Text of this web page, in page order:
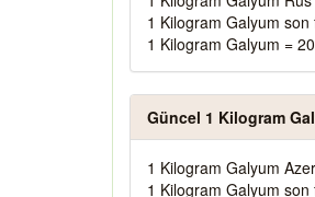
1 Kilogram Galyum son
1 Kilogram Galyum =
Güncel 1 Kilogram
1 Kilogram Galyum
1 Kilogram Galyum son